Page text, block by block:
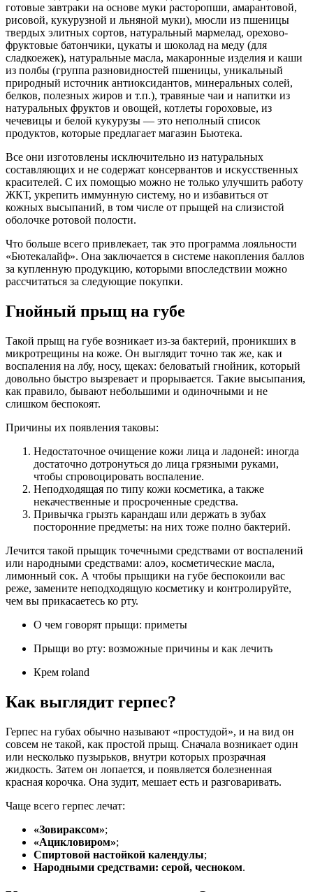
готовые завтраки на основе муки расторопши, амарантовой,
рисовой, кукурузной и льняной муки), мюсли из пшеницы
твердых элитных сортов, натуральный мармелад, орехово-
фруктовые батончики, цукаты и шоколад на меду (для
сладкоежек), натуральные масла, макаронные изделия и каши
из полбы (группа разновидностей пшеницы, уникальный
природный источник антиоксидантов, минеральных солей,
белков, полезных жиров и т.п.), травяные чаи и напитки из
натуральных фруктов и овощей, котлеты гороховые, из
чечевицы и белой кукурузы — это неполный список
продуктов, которые предлагает магазин Бьютека.
Все они изготовлены исключительно из натуральных
составляющих и не содержат консервантов и искусственных
красителей. С их помощью можно не только улучшить работу
ЖКТ, укрепить иммунную систему, но и избавиться от
кожных высыпаний, в том числе от прыщей на слизистой
оболочке ротовой полости.
Что больше всего привлекает, так это программа лояльности
«Бютекалайф». Она заключается в системе накопления баллов
за купленную продукцию, которыми впоследствии можно
рассчитаться за следующие покупки.
Гнойный прыщ на губе
Такой прыщ на губе возникает из-за бактерий, проникших в
микротрещины на коже. Он выглядит точно так же, как и
воспаления на лбу, носу, щеках: беловатый гнойник, который
довольно быстро вызревает и прорывается. Такие высыпания,
как правило, бывают небольшими и одиночными и не
слишком беспокоят.
Причины их появления таковы:
Недостаточное очищение кожи лица и ладоней: иногда
достаточно дотронуться до лица грязными руками,
чтобы спровоцировать воспаление.
Неподходящая по типу кожи косметика, а также
некачественные и просроченные средства.
Привычка грызть карандаш или держать в зубах
посторонние предметы: на них тоже полно бактерий.
Лечится такой прыщик точечными средствами от воспалений
или народными средствами: алоэ, косметические масла,
лимонный сок. А чтобы прыщики на губе беспокоили вас
реже, замените неподходящую косметику и контролируйте,
чем вы прикасаетесь ко рту.
О чем говорят прыщи: приметы
Прыщи во рту: возможные причины и как лечить
Крем roland
Как выглядит герпес?
Герпес на губах обычно называют «простудой», и на вид он
совсем не такой, как простой прыщ. Сначала возникает один
или несколько пузырьков, внутри которых прозрачная
жидкость. Затем он лопается, и появляется болезненная
красная корочка. Она зудит, мешает есть и разговаривать.
Чаще всего герпес лечат:
«Зовираксом»;
«Ацикловиром»;
Спиртовой настойкой календулы;
Народными средствами: серой, чесноком.